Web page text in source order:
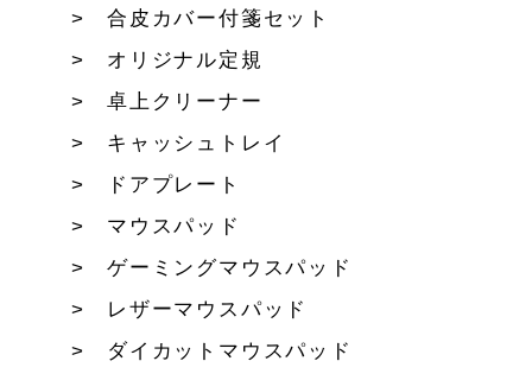
合皮カバー付箋セット
オリジナル定規
卓上クリーナー
キャッシュトレイ
ドアプレート
マウスパッド
ゲーミングマウスパッド
レザーマウスパッド
ダイカットマウスパッド